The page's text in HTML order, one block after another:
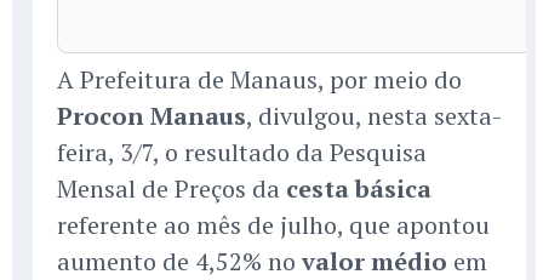
A Prefeitura de Manaus, por meio do
Procon Manaus, divulgou, nesta sexta-
feira, 3/7, o resultado da Pesquisa
Mensal de Preços da cesta básica
referente ao mês de julho, que apontou
aumento de 4,52% novalor médio em